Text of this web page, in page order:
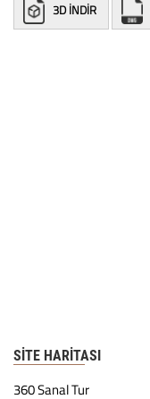
3D İNDİR
SITE HARITASI
360 Sanal Tur